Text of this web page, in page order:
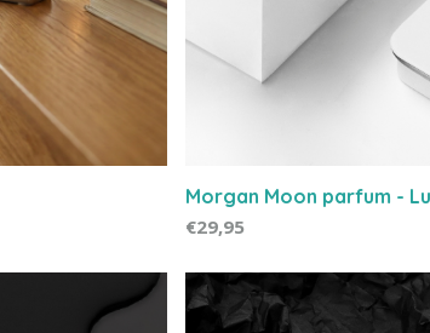
Morgan Moon parfum -
€29,95